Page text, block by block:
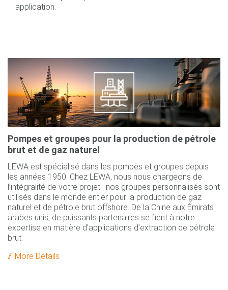
application.
Pompes et groupes pour la production de pétrole
brut et de gaz naturel
LEWA est spécialisé dans les pompes et groupes depuis
les années 1950. Chez LEWA, nous nous chargeons de
l’intégralité de votre projet : nos groupes personnalisés sont
utilisés dans le monde entier pour la production de gaz
naturel et de pétrole brut offshore. De la Chine aux Émirats
arabes unis, de puissants partenaires se fient à notre
expertise en matière d’applications d’extraction de pétrole
brut.
More Details